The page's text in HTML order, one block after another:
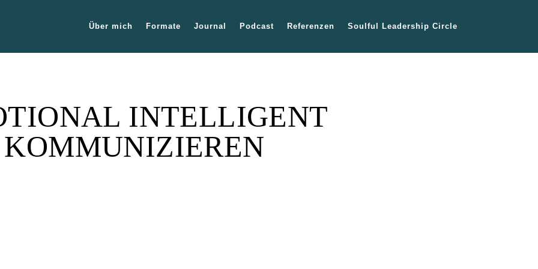
Über mich Formate Journal Podcast Referenzen Soulful Leadership Circle
INTELLIGENT
KOMMUNIZIEREN